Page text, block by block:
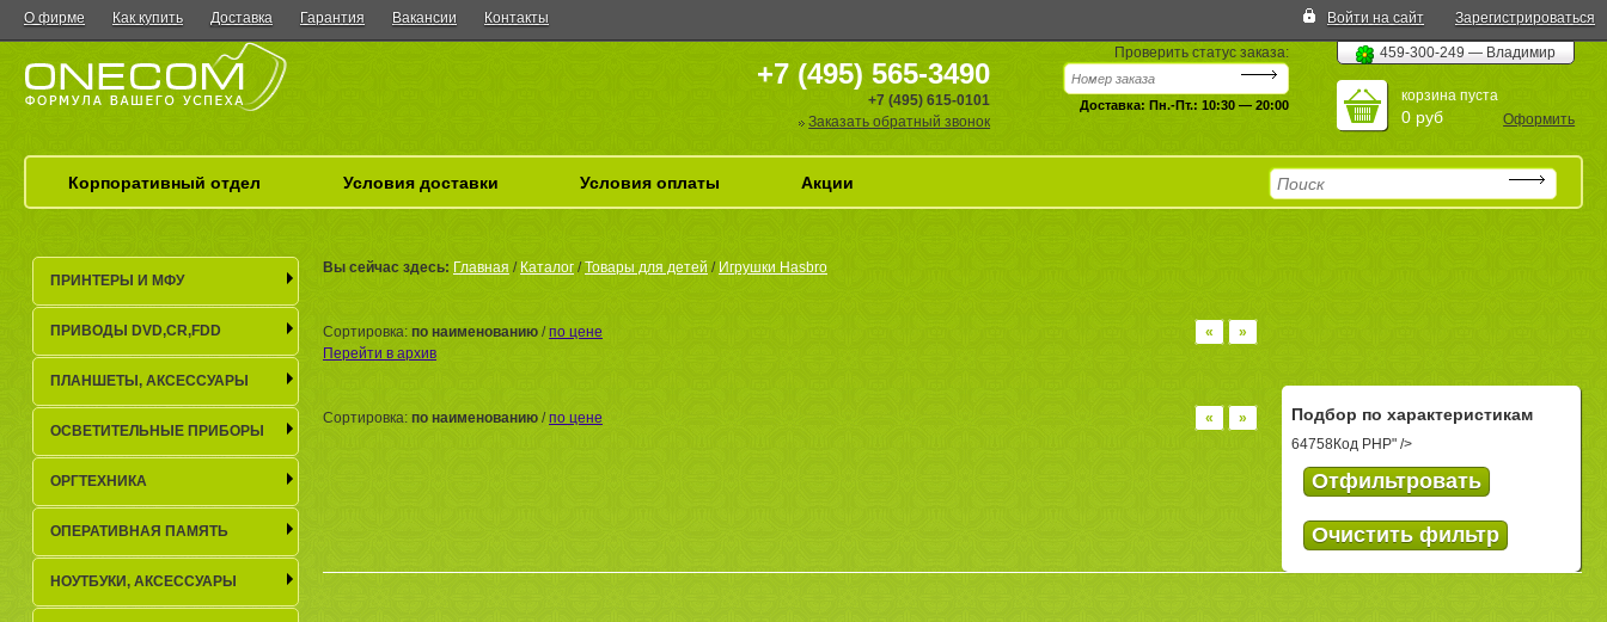
О фирме Как купить Доставка Гарантия Вакансии Контакты Войти на сайт Зарегистрироваться
+7 (495) 565-3490
+7 (495) 615-0101
Заказать обратный звонок
Проверить статус заказа:
Доставка: Пн.-Пт.: 10:30 — 20:00
459-300-249 — Владимир
корзина пуста
0 руб Оформить
Корпоративный отдел Условия доставки Условия оплаты Акции
Вы сейчас здесь: Главная / Каталог /Товары для детей / Игрушки Hasbro
« »
Сортировка: по наименованию /по цене
Перейти в архив
« »
Сортировка: по наименованию /по цене Подбор по характеристикам
64758Код PHP" />
ПРИНТЕРЫ И МФУ
ПРИВОДЫ DVD,CR,FDD
ПЛАНШЕТЫ, АКСЕСCУАРЫ
ОСВЕТИТЕЛЬНЫЕ ПРИБОРЫ
ОРГТЕХНИКА
ОПЕРАТИВНАЯ ПАМЯТЬ
НОУТБУКИ, АКСЕСCУАРЫ